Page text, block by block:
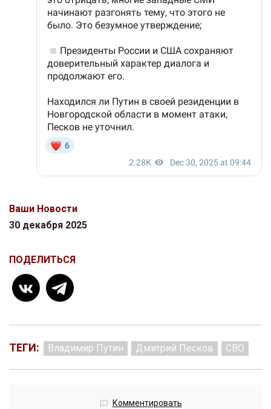
Ваши Новости
30 декабря 2025
ПОДЕЛИТЬСЯ
ТЕГИ: Владимир Путин Дмитрий Песков СВО
Комментировать